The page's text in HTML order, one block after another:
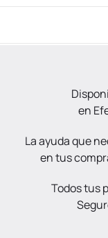
en
La ayuda que
en tus
Todos tus